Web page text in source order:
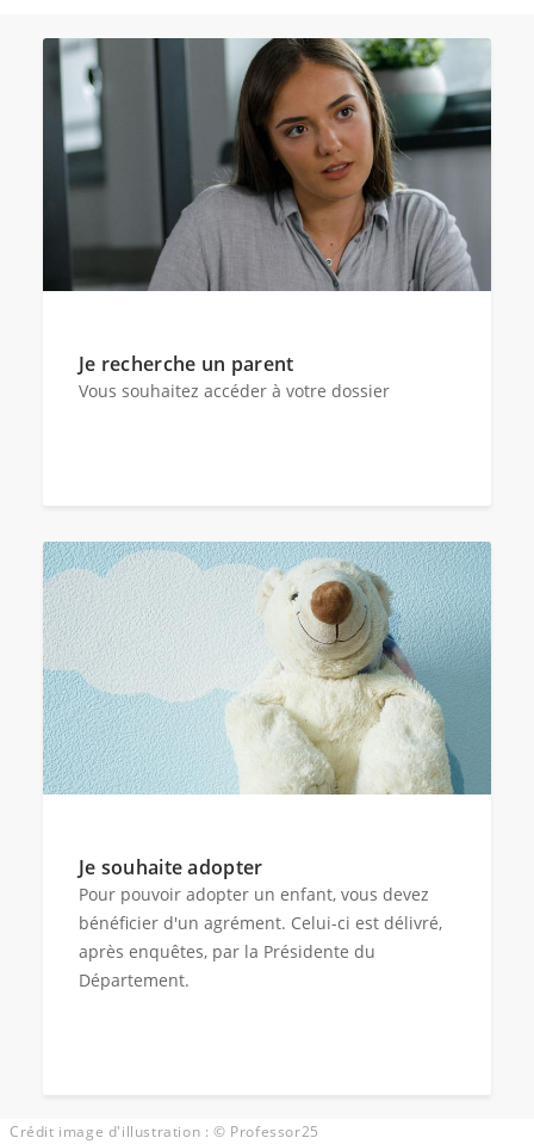
Je recherche un parent
Vous souhaitez accéder à votre dossier
Je souhaite adopter
Pour pouvoir adopter un enfant, vous devez
bénéficier d'un agrément. Celui-ci est délivré,
après enquêtes, par la Présidente du
Département.
Crédit image d'illustration : © Professor25